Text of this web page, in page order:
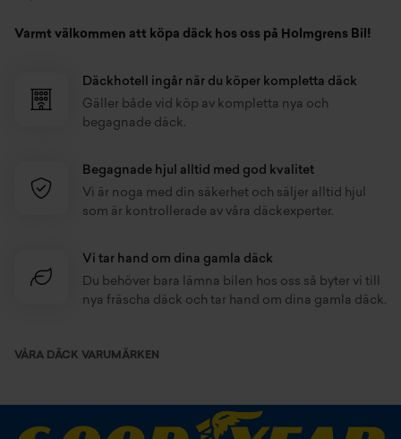
Varmt välkommen att köpa däck hos oss på Holmgrens Bil!
Däckhotell ingår när du köper kompletta däck
Gäller både vid köp av kompletta nya och
begagnade däck.
Begagnade hjul alltid med god kvalitet
Vi är noga med din säkerhet och säljer alltid hjul
som är kontrollerade av våra däckexperter.
Vi tar hand om dina gamla däck
Du behöver bara lämna bilen hos oss så byter vi till
nya fräscha däck och tar hand om dina gamla däck.
VÅRA DÄCK VARUMÄRKEN